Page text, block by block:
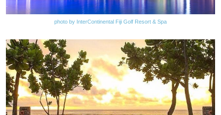
photo by InterContinental Fiji Golf Resort & Spa